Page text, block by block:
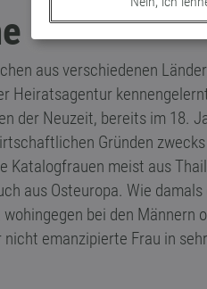
aus verschiedenen
Heiratsagentur
der Neuzeit, bereits im 18.
Gründen
Katalogfrauen meist aus
aus Osteuropa. Wie
bei den Männern
emanzipierte Frau in